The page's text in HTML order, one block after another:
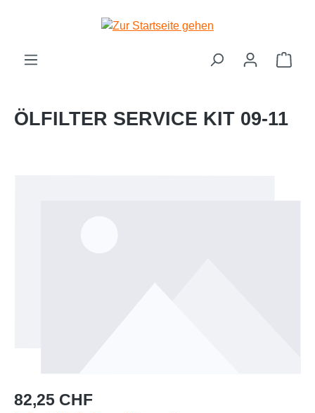
Zum Hauptinhalt springen
ÖLFILTER SERVICE KIT 09-11
Regulärer Preis:
82,25 CHF